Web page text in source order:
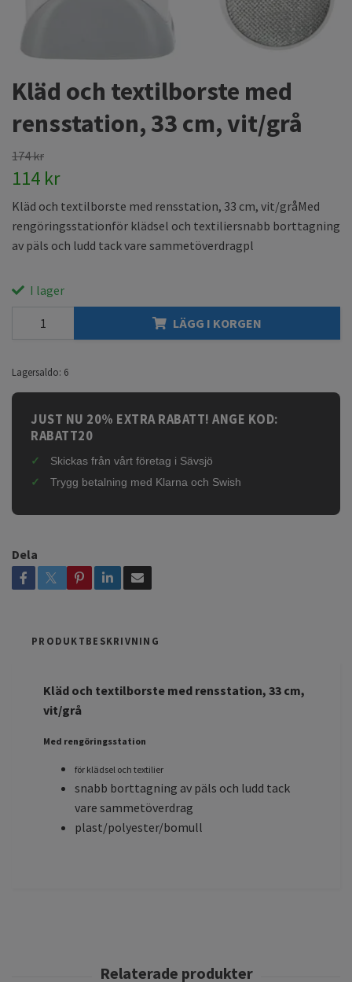
Kläd och textilborste med
rensstation, 33 cm, vit/grå
174 kr
114 kr
Kläd och textilborste med rensstation, 33 cm, vit/gråMed
rengöringsstationför klädsel och textiliersnabb borttagning
av päls och ludd tack vare sammetöverdragpl
I lager
LÄGG I KORGEN
Lagersaldo: 6
JUST NU 20% EXTRA RABATT! ANGE KOD:
RABATT20
Skickas från vårt företag i Sävsjö
Trygg betalning med Klarna och Swish
Dela
PRODUKTBESKRIVNING
Kläd och textilborste med rensstation, 33 cm,
vit/grå
Med rengöringsstation
för klädsel och textilier
snabb borttagning av päls och ludd tack
vare sammetöverdrag
plast/polyester/bomull